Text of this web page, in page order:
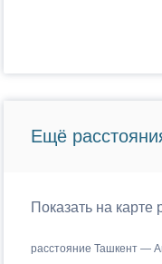
Ещё
Показать на
расстояние Ташкент —